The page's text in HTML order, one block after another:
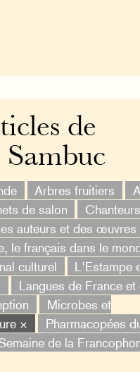
de
Sambuc
Arbres fruitiers
de salon
auteurs et des œuvres
le français dans le
culturel
L'Estampe
Langues de France
Microbes et
×
Pharmacopées
de la